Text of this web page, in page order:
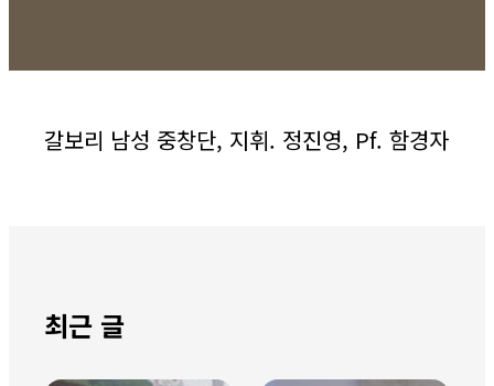
갈보리 남성 중창단, 지휘. 정진영, Pf. 함경자
최근 글